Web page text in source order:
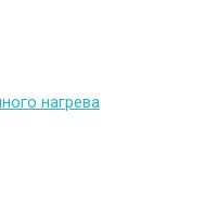
нагрева